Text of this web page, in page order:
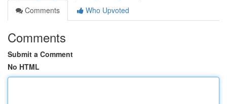
Comments
Who Upvoted
Comments
Submit a Comment
No HTML